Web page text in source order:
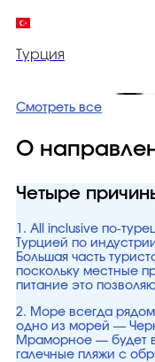
Турция
Смотреть все
О
Четыре
1. All inclusive по-
Турцией по
Большая часть
поскольку местные
питание это
2. Море всегда
одно из морей —
Мраморное — будет
галечные пляжи с